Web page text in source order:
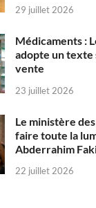
29 juillet 2026
Médicaments :
adopte un texte
vente
23 juillet 2026
Le ministère
faire toute la
Abderrahim
22 juillet 2026